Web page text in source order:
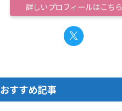
詳しいプロフィールはこちら
おすすめ記事